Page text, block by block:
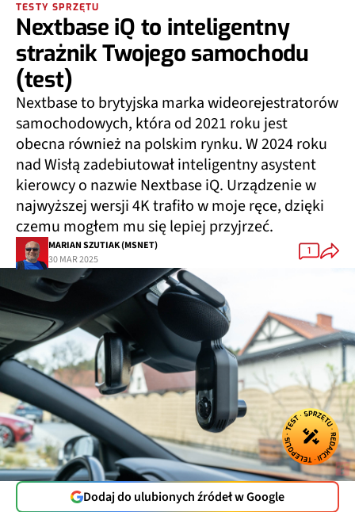
TESTY SPRZĘTU
Nextbase iQ to inteligentny
strażnik Twojego samochodu
(test)
Nextbase to brytyjska marka wideorejestratorów
samochodowych, która od 2021 roku jest
obecna również na polskim rynku. W 2024 roku
nad Wisłą zadebiutował inteligentny asystent
kierowcy o nazwie Nextbase iQ. Urządzenie w
najwyższej wersji 4K trafiło w moje ręce, dzięki
czemu mogłem mu się lepiej przyjrzeć.
MARIAN SZUTIAK (MSNET)
30 MAR 2025
1
Dodaj do ulubionych źródeł w Google